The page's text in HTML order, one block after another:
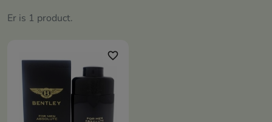
Er is 1 product.
favorite_border